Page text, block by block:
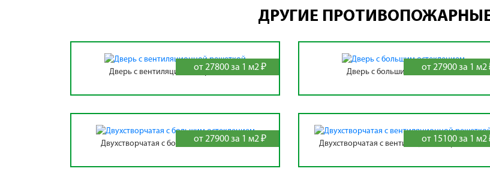
ДРУГИЕ
от 27800 за 1 м2 ₽
Дверь с вентиляционной решеткой от 27900 за 1 м2
Дверь с большим остеклением
от 27900 за 1 м2 ₽
Двухстворчатая с большим остеклением от 15100 за 1 м2
Двухстворчатая с вентиляционной решеткой